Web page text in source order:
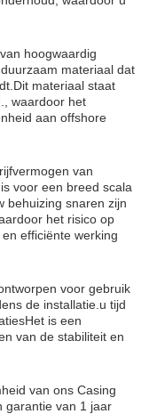
hoogwaardig
materiaal dat
materiaal staat
waardoor het
aan offshore
van
voor een breed scala
behuizing snaren zijn
het risico op
efficiënte werking
voor gebruik
de installatie.u tijd
is een
van de stabiliteit en
van ons Casing
garantie van 1 jaar